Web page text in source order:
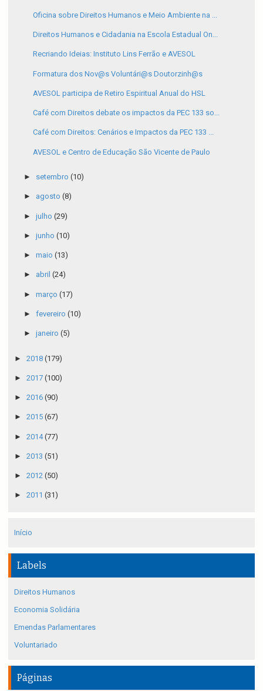
Oficina sobre Direitos Humanos e Meio Ambiente na ...
Direitos Humanos e Cidadania na Escola Estadual On...
Recriando Ideias: Instituto Lins Ferrão e AVESOL
Formatura dos Nov@s Voluntári@s Doutorzinh@s
AVESOL participa de Retiro Espiritual Anual do HSL
Café com Direitos debate os impactos da PEC 133 so...
Café com Direitos: Cenários e Impactos da PEC 133 ...
AVESOL e Centro de Educação São Vicente de Paulo
► setembro (10)
► agosto (8)
► julho (29)
► junho (10)
► maio (13)
► abril (24)
► março (17)
► fevereiro (10)
► janeiro (5)
► 2018 (179)
► 2017 (100)
► 2016 (90)
► 2015 (67)
► 2014(77)
► 2013 (51)
► 2012 (50)
► 2011 (31)
Início
Labels
Direitos Humanos
Economia Solidária
Emendas Parlamentares
Voluntariado
Páginas